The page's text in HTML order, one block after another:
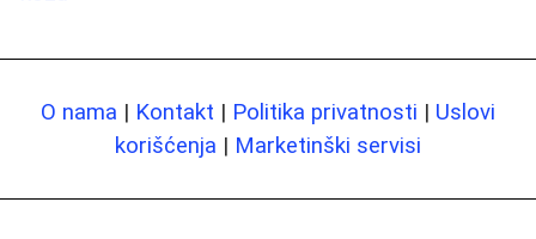
O nama | Kontakt | Politika privatnosti | Uslovi
korišćenja | Marketinški servisi